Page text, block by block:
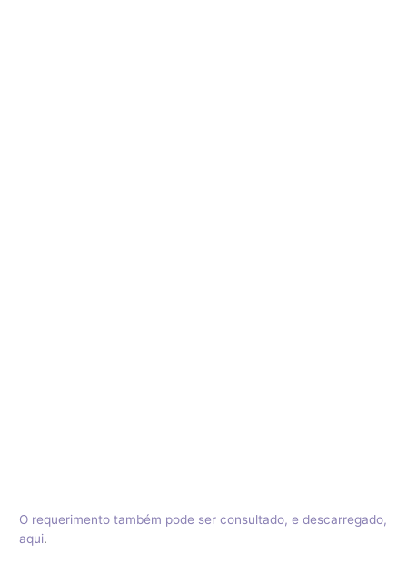
O requerimento também pode ser consultado, e descarregado,
aqui.